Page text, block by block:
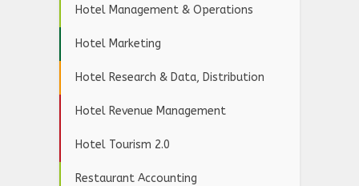
Hotel Management & Operations
Hotel Marketing
Hotel Research & Data, Distribution
Hotel Revenue Management
Hotel Tourism 2.0
Restaurant Accounting